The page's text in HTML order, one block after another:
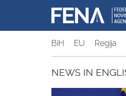
BiH EU Regija
NEWS IN